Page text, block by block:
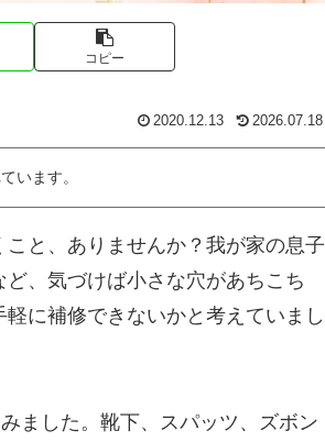
コピー
2020.12.13 2026.07.18
います。
と、ありませんか？我が家の息子
、気づけば小さな穴があちこち
に補修できないかと考えていまし
ました。靴下、スパッツ、ズボン